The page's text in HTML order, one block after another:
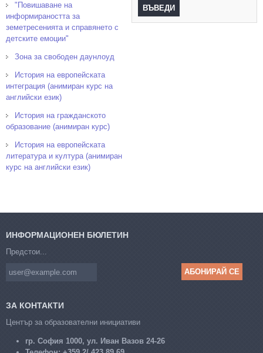
"Повишаване на
информираността за
земетресенията и справянето с
детските емоции"
Зона за свободен даунлоуд
История на европейската
интеграция (анимиран курс на
английски език)
История на гражданското
образование (анимиран курс)
История на европейската
литература и култура (анимиран
курс на английски език)
ИНФОРМАЦИОНЕН БЮЛЕТИН
Предстои...
ЗА КОНТАКТИ
Център за образователни инициативи
гр. София 1000, ул. Иван Вазов 24-26